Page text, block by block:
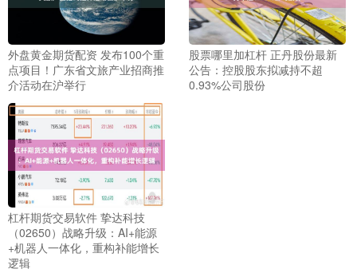
外盘黄金期货配资 发布100个重
点项目！广东省文旅产业招商推
介活动在沪举行
股票哪里加杠杆 正丹股份最新
公告：控股股东拟减持不超
0.93%公司股份
杠杆期货交易软件 挚达科技
（02650）战略升级：AI+能源
+机器人一体化，重构补能增长
逻辑